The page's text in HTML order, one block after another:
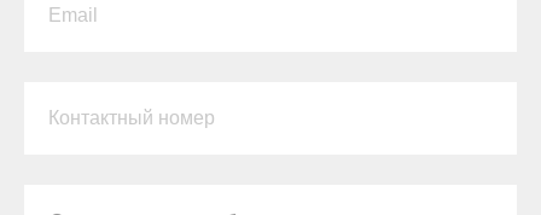
Email
Контактный номер